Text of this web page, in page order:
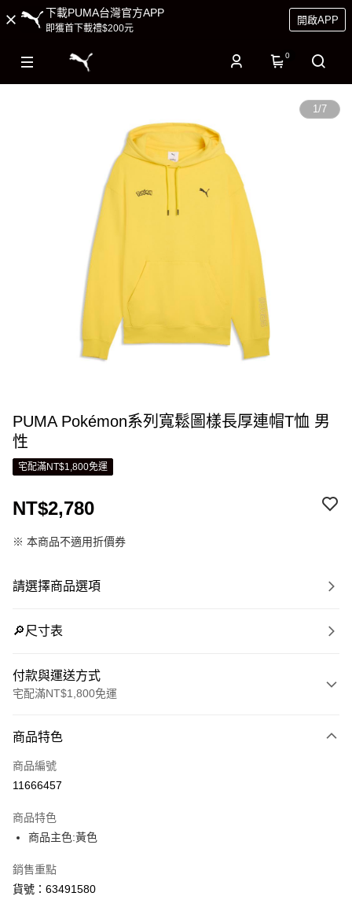
下載PUMA台灣官方APP
即獲首下載禮$200元
開啟APP
0
1/7
PUMA Pokémon系列寬鬆圖樣長厚連帽T恤 男
性
宅配滿NT$1,800免運
NT$2,780
※ 本商品不適用折價券
請選擇商品選項
🔎尺寸表
付款與運送方式
宅配滿NT$1,800免運
信用卡一次付款
LINE Pay
街口支付
悠遊付
Google Pay
商品特色
商品編號
11666457
商品特色
商品主色:黃色
銷售重點
貨號：63491580